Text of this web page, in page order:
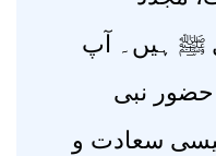
ﷺ ہیں۔ آپ
نبی
سعادت و